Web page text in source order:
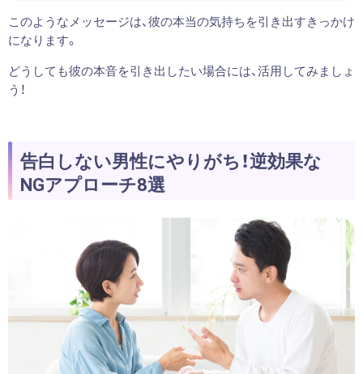
このようなメッセージは、彼の本当の気持ちを引き出すきっかけ
になります。
どうしても彼の本音を引き出したい場合には、活用してみましょ
う！
告白しない男性にやりがち！逆効果な
NGアプローチ8選